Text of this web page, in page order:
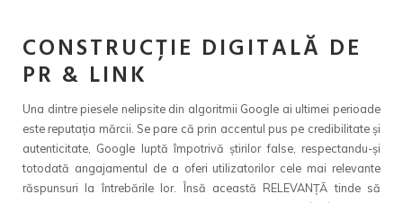
CONSTRUCȚIE DIGITALĂ DE
PR & LINK
Una dintre piesele nelipsite din algoritmii Google ai ultimei perioade
este reputația mărcii. Se pare că prin accentul pus pe credibilitate și
autenticitate, Google luptă împotrivă știrilor false, respectandu-și
totodată angajamentul de a oferi utilizatorilor cele mai relevante
răspunsuri la întrebările lor. Însă această RELEVANȚĂ tinde să